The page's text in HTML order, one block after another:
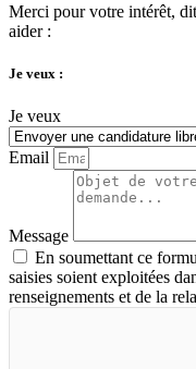
Merci pour votre intérêt,
aider :
Je veux :
Je veux
Email
Message
En soumettant ce
saisies soient exploitées
renseignements et de la